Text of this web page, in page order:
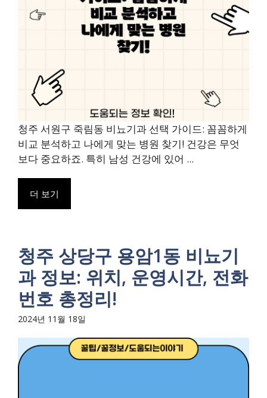
청주 서원구 죽림동 비뇨기과 선택 가이드: 꼼꼼하게
비교 분석하고 나에게 맞는 병원 찾기! 건강은 무엇
보다 중요하죠. 특히 남성 건강에 있어 ...
더 보기
청주 상당구 용암1동 비뇨기
과 정보: 위치, 운영시간, 전화
번호 총정리!
2024년 11월 18일